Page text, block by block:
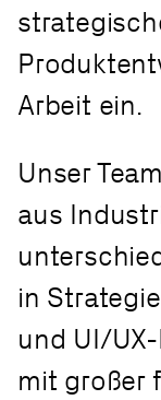
Arbeit ein.
Unser
aus
in
und UI/
mit großer